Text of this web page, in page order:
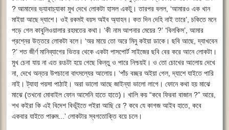
? আমাদের ভ্যাবাচ্যাকা মুখ দেখে লোকটা হাসল একটু। তারপর বলল, ‘আমারও এক খান
মাইয়া আছে দ্যাশে। ওই রকমই বয়স অইব অ্যাহন। কত দিন দেহি নাই তারে’, চকিতে মনে
পড়ে গেল কাবুলিওয়ালার রহমতের কথা। ‘কী নাম আপনার মেয়ের ?’ ‘বিলকিস’, আমার
প্রশ্নের উত্তরে লোকটা বলে। ‘অর মায়ে তো অরে মিনু কইয়া ডাকে। ছবি আছে, দ্যাখবেন
?’ শত জীর্ণ মানিব্যাগের ভিতর থেকে একটা পাসপোর্ট সাইজের ছবি বের করে আনে লোকটা।
মুখ চেনা যায় না এত রংচটা হয়ে গেছে কিন্তু ও পারে নিশ্চয়ই। ও তো চোখের আলোয় দেখে
না, দেখে অন্তর উপচানো বাৎসল্যের আলোয়। ‘পাঁচ বচ্ছর অইয়া গেল, দ্যাশে যাইতে পারি
নাই। ট্যাহা পয়সা পাঠাই। অরা ভালো আছে জাইন্যা ভালো লাগে। ফোনে কথা হয় মাঝে
মাঝে (তখনো মোবাইল ফোন আসেনি হাতে হাতে)। খালি কয় “কবে ফিরবা বাজান ?” আরে,
শখ কইরা কি এই বিদেশ বিভূঁইতে পইরা আছি রে ? কবে যে কাগজ আইব হাতে, কবে
একবার যাইতে পারুম...’ লোকটার স্বগতোক্তি বয়ে চলে।